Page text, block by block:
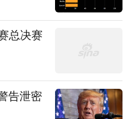
总决赛
告泄密